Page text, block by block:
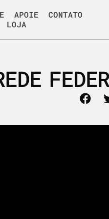
APOIE
CONTATO
LOJA